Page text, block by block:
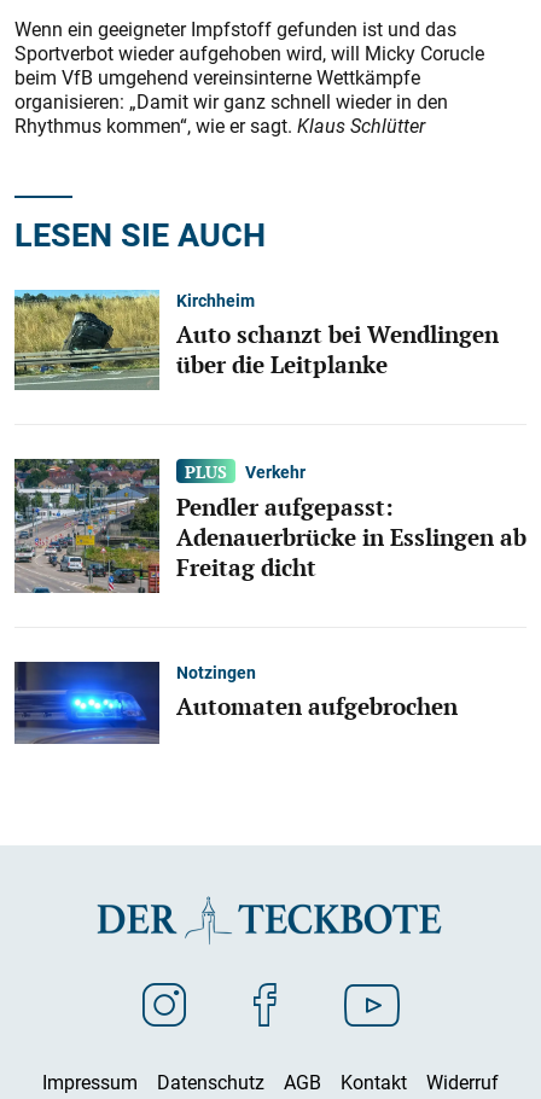
Wenn ein geeigneter Impfstoff gefunden ist und das
Sportverbot wieder aufgehoben wird, will Micky Corucle
beim VfB umgehend vereinsinterne Wettkämpfe
organisieren: „Damit wir ganz schnell wieder in den
Rhythmus kommen“, wie er sagt. Klaus Schlütter
LESEN SIE AUCH
Kirchheim
Auto schanzt bei Wendlingen
über die Leitplanke
Verkehr
Pendler aufgepasst:
Adenauerbrücke in Esslingen ab
Freitag dicht
Notzingen
Automaten aufgebrochen
Impressum Datenschutz AGB Kontakt Widerruf